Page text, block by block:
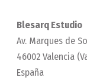
Blesarq Estudio
Av. Marques de
46002 Valencia
España